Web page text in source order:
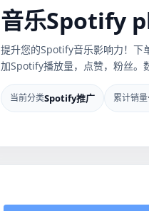
音乐Spotify
提升您的Spotify音乐影响力！
加Spotify播放量，点赞，粉丝。
当前分类Spotify推广 累计销量